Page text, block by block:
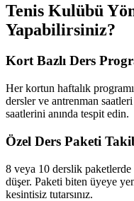
Tenis Kulübü
Yapabilirsiniz?
Kort Bazlı Ders
Her kortun haftalık
dersler ve antrenman
saatlerini anında tespit edin.
Özel Ders Paketi
8 veya 10 derslik paketlerde
düşer. Paketi biten üyeye
kesintisiz tutarsınız.